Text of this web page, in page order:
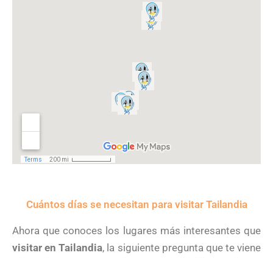
Cuántos días se necesitan para visitar Tailandia
Ahora que conoces los lugares más interesantes que
visitar en Tailandia, la siguiente pregunta que te viene